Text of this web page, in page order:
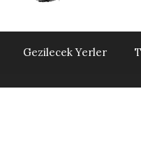
Gezilecek Yerler